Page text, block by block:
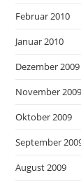
Februar 2010
Januar 2010
Dezember 2009
November 2009
Oktober 2009
September
August 2009